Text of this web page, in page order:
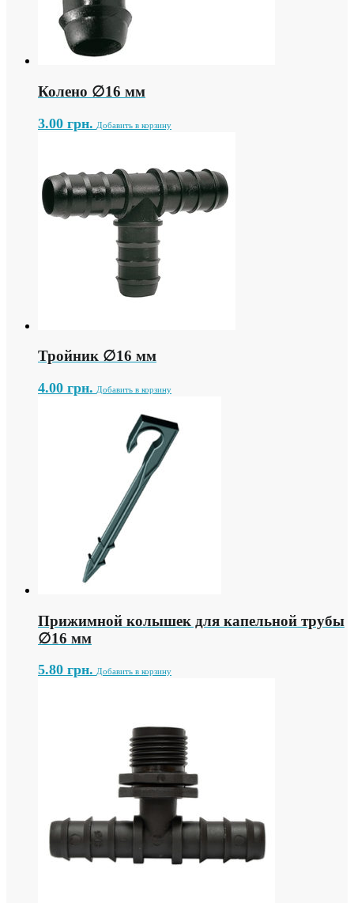
Колено ∅16 мм
3.00 грн. Добавить в корзину
Тройник ∅16 мм
4.00 грн. Добавить в корзину
Прижимной колышек для капельной трубы
∅16 мм
5.80 грн. Добавить в корзину